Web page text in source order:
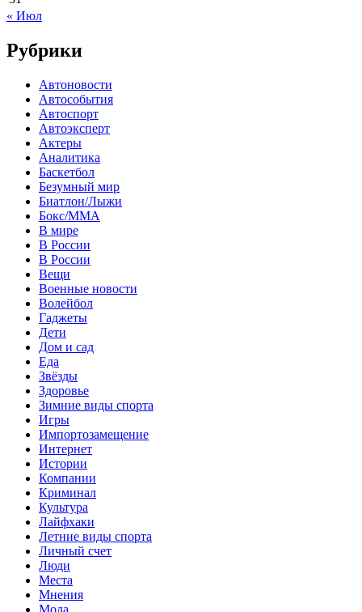
« Июл
Рубрики
Автоновости
Автособытия
Автоспорт
Автоэксперт
Актеры
Аналитика
Баскетбол
Безумный мир
Биатлон/Лыжи
Бокс/MMA
В мире
В России
В России
Вещи
Военные новости
Волейбол
Гаджеты
Дети
Дом и сад
Еда
Звёзды
Здоровье
Зимние виды спорта
Игры
Импортозамещение
Интернет
Истории
Компании
Криминал
Культура
Лайфхаки
Летние виды спорта
Личный счет
Люди
Места
Мнения
Мода